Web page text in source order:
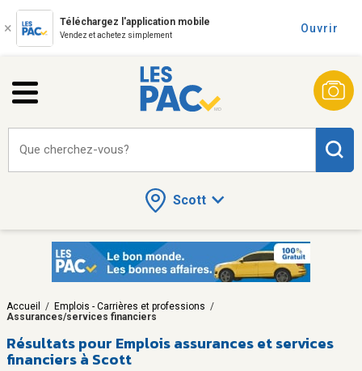
Téléchargez l'application mobile
Vendez et achetez simplement
Ouvrir
Scott
Que cherchez-vous?
Accueil / Emplois - Carrières et professions /
Assurances/services financiers
Résultats pour Emplois assurances et services
financiers à Scott